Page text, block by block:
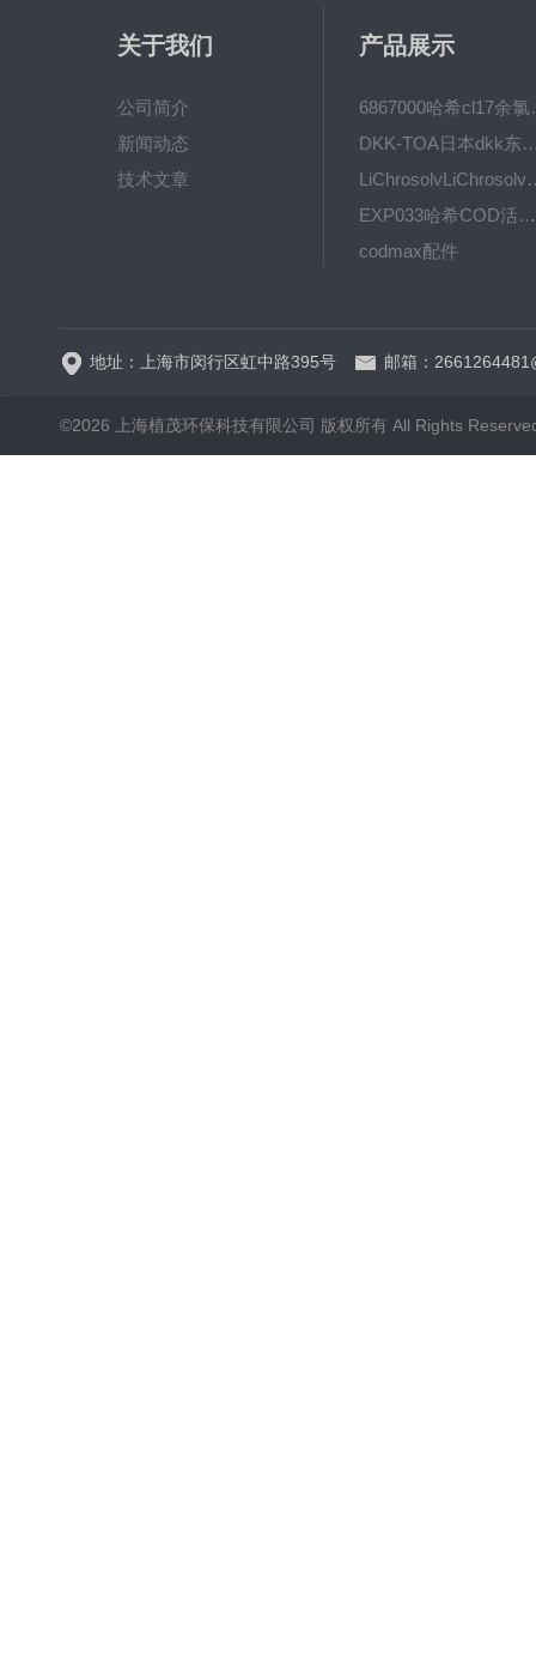
关于我们
公司简介
新闻动态
技术文章
产品展示
6867000
DKK-TOA日本dkk东亚电
EXP033哈希COD活塞泵价格 EXP033
codmax配件
地址：上海市闵行区虹中路395号 邮箱：
©2026 上海植茂环保科技有限公司 版权所有 All Rights